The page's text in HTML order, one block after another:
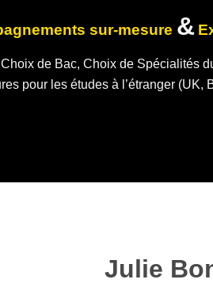
sur-mesure &
de Bac, Choix de Spécialités
pour les études à l’étranger
Julie